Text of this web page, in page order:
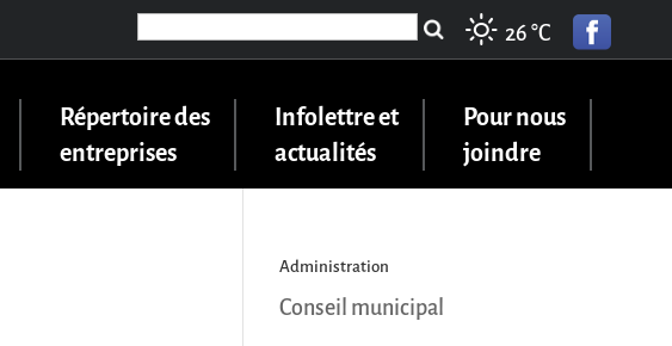
26 °C
Répertoire des
entreprises
Infolettre et
actualités
Pour nous
joindre
Administration
Conseil municipal